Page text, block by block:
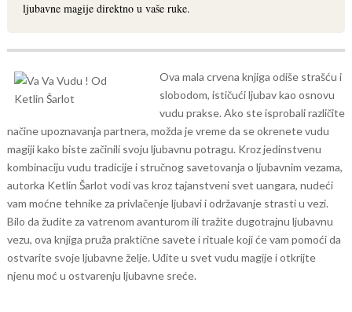
ljubavne magije direktno u vaše ruke.
Ova mala crvena knjiga odiše strašću i
slobodom, ističući ljubav kao osnovu
vudu prakse. Ako ste isprobali različite
načine upoznavanja partnera, možda je vreme da se okrenete vudu
magiji kako biste začinili svoju ljubavnu potragu. Kroz jedinstvenu
kombinaciju vudu tradicije i stručnog savetovanja o ljubavnim vezama,
autorka Ketlin Šarlot vodi vas kroz tajanstveni svet uangara, nudeći
vam moćne tehnike za privlačenje ljubavi i održavanje strasti u vezi.
Bilo da žudite za vatrenom avanturom ili tražite dugotrajnu ljubavnu
vezu, ova knjiga pruža praktične savete i rituale koji će vam pomoći da
ostvarite svoje ljubavne želje. Uđite u svet vudu magije i otkrijte
njenu moć u ostvarenju ljubavne sreće.